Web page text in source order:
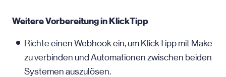
Weitere Vorbereitung in KlickTipp
Richte einen Webhook ein, um KlickTipp mit Make
zu verbinden und Automationen zwischen beiden
Systemen auszulösen.